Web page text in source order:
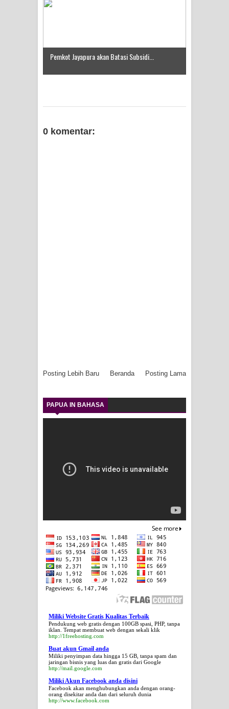
Pemkot Jayapura akan Batasi Subsidi...
0 komentar:
Posting Lebih Baru Posting Lama
Beranda
PAPUA IN BAHASA
Miliki Website Gratis Kualitas Terbaik
Pendukung web gratis dengan 100GB spasi, PHP, tanpa
iklan. Tempat membuat web dengan sekali klik
http://1freehosting.com
Buat akun Gmail anda
Miliki penyimpan data hingga 15 GB, tanpa spam dan
jaringan bisnis yang luas dan gratis dari Google
http://mail.google.com
Miliki Akun Facebook anda disini
Facebook akan menghubungkan anda dengan orang-
orang disekitar anda dan dari seluruh dunia
http://www.facebook.com